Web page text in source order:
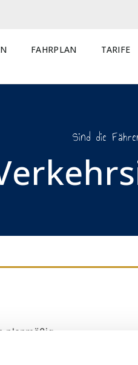
FAHRPLAN TARIFE
Sind die
planmäßig.